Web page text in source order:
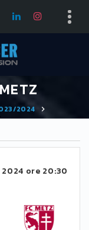
2024
ore 20:30